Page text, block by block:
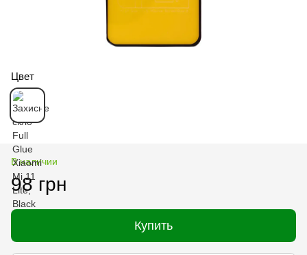
Цвет
В наличии
98 грн
Купить